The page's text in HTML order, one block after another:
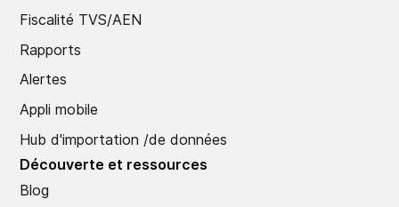
Fiscalité TVS/AEN
Rapports
Alertes
Appli mobile
Hub d'importation /de données
Découverte et ressources
Blog